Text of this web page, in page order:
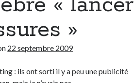
Ségolène
Royal
!
»
22 septembre 2009
: ils ont sorti il y a peu une publicité